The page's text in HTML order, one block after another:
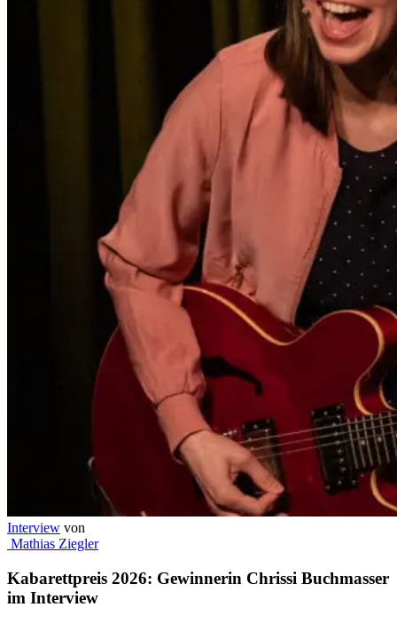
Interview von
Mathias Ziegler
Kabarettpreis 2026: Gewinnerin Chrissi Buchmasser
im Interview